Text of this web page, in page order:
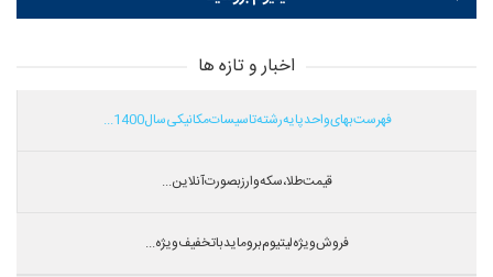
اخبار و تازه ها
فهرست بهای واحد پایه رشته تاسیسات مکانیکی سال 1400...
قیمت طلا،سکه و ارز بصورت آنلاین...
فروش ویژه لیتیوم بروماید با تخفیف ویژه...